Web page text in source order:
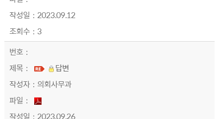
2023.09.12
3
답변
의회사무과
2023.09.26